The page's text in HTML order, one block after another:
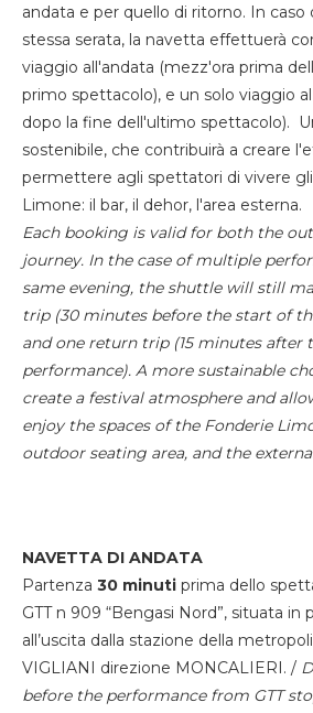
andata e per quello di ritorno. In caso
stessa serata, la navetta effettuerà
viaggio all'andata (mezz'ora prima
primo spettacolo), e un solo viaggio
dopo la fine dell'ultimo spettacolo).
sostenibile, che contribuirà a creare
permettere agli spettatori di vivere
Limone: il bar, il dehor, l'area esterna.
Each booking is valid for both the
journey. In the case of multiple
same evening, the shuttle will still
trip (30 minutes before the start of
and one return trip (15 minutes after
performance). A more sustainable
create a festival atmosphere and
enjoy the spaces of the Fonderie
outdoor seating area, and the
NAVETTA DI ANDATA
Partenza 30 minuti prima dello
GTT n 909 “Bengasi Nord”, situata in
all’uscita dalla stazione della
VIGLIANI direzione MONCALIERI. /
before the performance from GTT